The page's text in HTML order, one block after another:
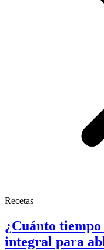
Recetas
¿Cuánto
integral para